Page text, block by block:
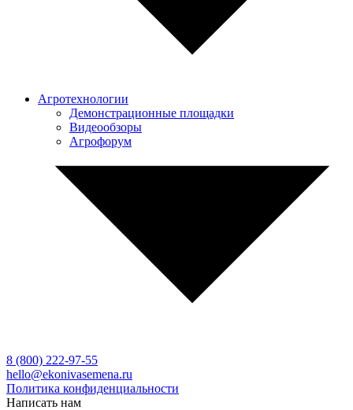
Агротехнологии
Демонстрационные площадки
Видеообзоры
Агрофорум
8 (800) 222-97-55
hello@ekonivasemena.ru
Политика конфиденциальности
Написать нам